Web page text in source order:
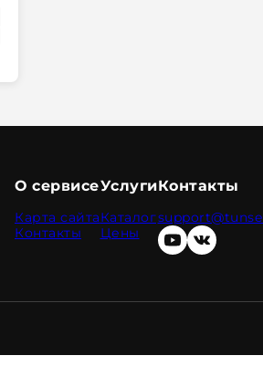
О сервисе
Карта сайта
Контакты
Услуги
Каталог
Цены
Контакты